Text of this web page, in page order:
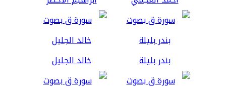
بندر بليلة خالد الجليل